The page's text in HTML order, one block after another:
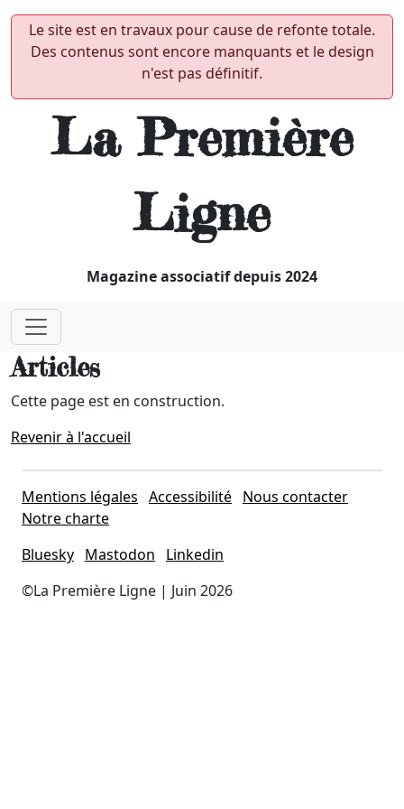
Le site est en travaux pour cause de refonte totale.
Des contenus sont encore manquants et le design
n'est pas définitif.
La Première
Ligne
Magazine associatif depuis 2024
Articles
Cette page est en construction.
Revenir à l'accueil
Mentions légales Accessibilité Nous contacter
Notre charte
Bluesky Mastodon
Linkedin
©La Première Ligne | Juin 2026